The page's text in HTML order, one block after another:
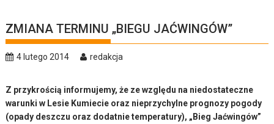
ZMIANA TERMINU „BIEGU JAĆWINGÓW”
4 lutego 2014 redakcja
Z przykrością informujemy, że ze względu na niedostateczne
warunki w Lesie Kumiecie oraz nieprzychylne prognozy pogody
(opady deszczu oraz dodatnie temperatury), „Bieg Jaćwingów”